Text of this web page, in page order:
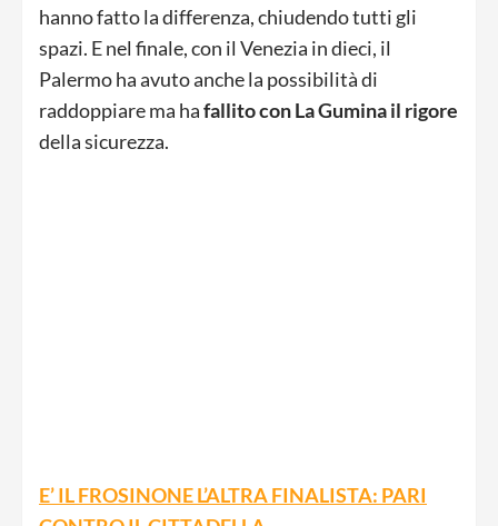
hanno fatto la differenza, chiudendo tutti gli
spazi. E nel finale, con il Venezia in dieci, il
Palermo ha avuto anche la possibilità di
raddoppiare ma hafallito con La Gumina il rigore
della sicurezza.
E’ IL FROSINONE L’ALTRA FINALISTA: PARI